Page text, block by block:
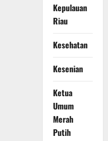
Kepulauan
Riau
Kesehatan
Kesenian
Ketua
Umum
Merah
Putih